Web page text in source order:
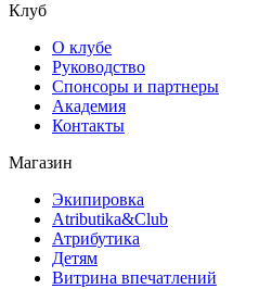
Клуб
О клубе
Руководство
Спонсоры и партнеры
Академия
Контакты
Магазин
Экипировка
Atributika&Club
Атрибутика
Детям
Витрина впечатлений